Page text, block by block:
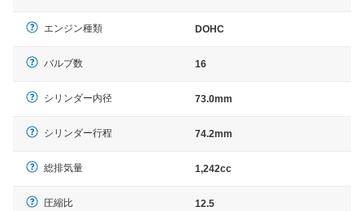
エンジン種類 DOHC
バルブ数 16
シリンダー内径 73.0mm
シリンダー行程 74.2mm
総排気量 1,242cc
圧縮比 12.5